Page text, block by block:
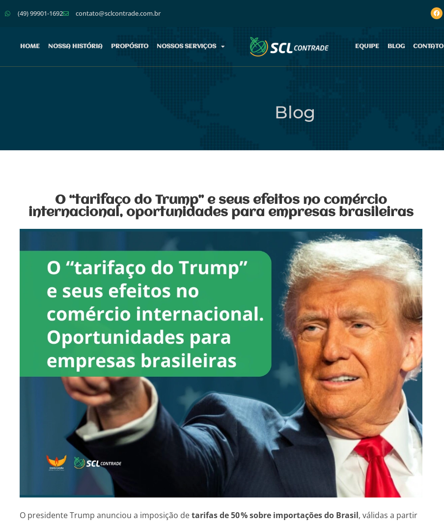
(49) 99901-1692 contato@sclcontrade.com.br
HOME NOSSA HISTÓRIA PROPÓSITO NOSSOS SERVIÇOS EQUIPE BLOG CONTATO
Blog
O “tarifaço do Trump” e seus efeitos no comércio
internacional, oportunidades para empresas brasileiras
O presidente Trump anunciou a imposição detarifas de 50 % sobre importações do Brasil, válidas a partir